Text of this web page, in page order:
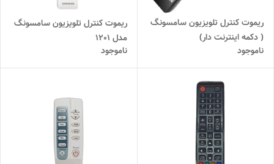
ریموت کنترل تلویزیون سامسونگ
( دکمه اینترنت دار)
ناموجود
ریموت کنترل تلویزیون سامسونگ
مدل 1201
ناموجود